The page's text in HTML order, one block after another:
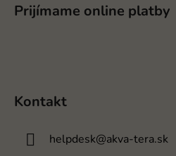
Prijímame online platby
Kontakt
helpdesk@akva-tera.sk